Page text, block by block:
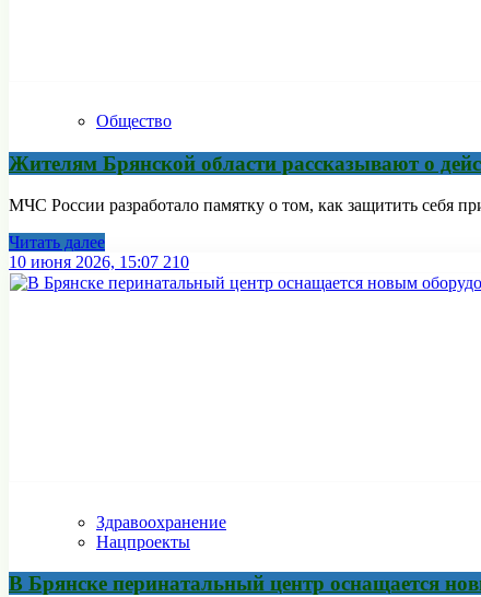
Общество
Жителям Брянской области рассказывают о
МЧС России разработало памятку о том, как защитить себя
Читать далее
10 июня 2026, 15:07 210
Здравоохранение
Нацпроекты
В Брянске перинатальный центр оснащается